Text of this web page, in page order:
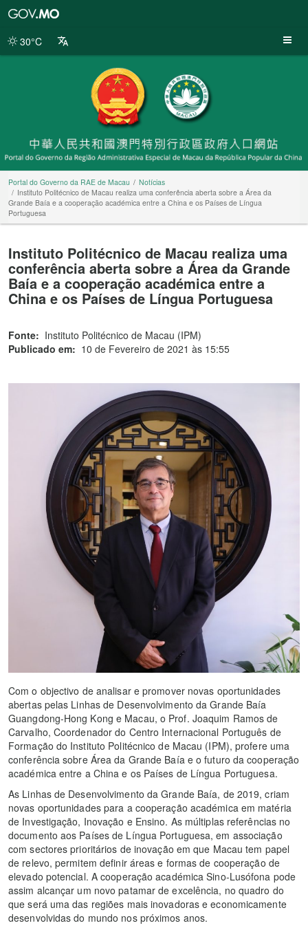
da
30°C
Portal do Governo da RAE de Macau
Notícias
Instituto Politécnico de Macau realiza uma conferência aberta sobre a Área da
Grande Baía e a cooperação académica entre a China e os Países de Língua
Portuguesa
Instituto Politécnico de Macau realiza uma
conferência aberta sobre a Área da Grande
Baía e a cooperação académica entre a
China e os Países de Língua Portuguesa
Fonte: Instituto Politécnico de Macau (IPM)
Publicado em: 10 de Fevereiro de 2021 às 15:55
Com o objectivo de analisar e promover novas oportunidades
abertas pelas Linhas de Desenvolvimento da Grande Baía
Guangdong-Hong Kong e Macau, o Prof. Joaquim Ramos de
Carvalho, Coordenador do Centro Internacional Português de
Formação do Instituto Politécnico de Macau (IPM), profere uma
conferência sobre Área da Grande Baía e o futuro da cooperação
académica entre a China e os Países de Língua Portuguesa.
As Linhas de Desenvolvimento da Grande Baía, de 2019, criam
novas oportunidades para a cooperação académica em matéria
de Investigação, Inovação e Ensino. As múltiplas referências no
documento aos Países de Língua Portuguesa, em associação
com sectores prioritários de inovação em que Macau tem papel
de relevo, permitem definir áreas e formas de cooperação de
elevado potencial. A cooperação académica Sino-Lusófona pode
assim alcançar um novo patamar de excelência, no quadro do
que será uma das regiões mais inovadoras e economicamente
desenvolvidas do mundo nos próximos anos.